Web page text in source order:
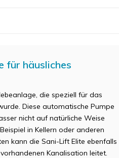
für häusliches
die speziell für das
Diese automatische Pumpe
nicht auf natürliche Weise
in Kellern oder anderen
kann die Sani-Lift Elite ebenfalls
Kanalisation leitet.